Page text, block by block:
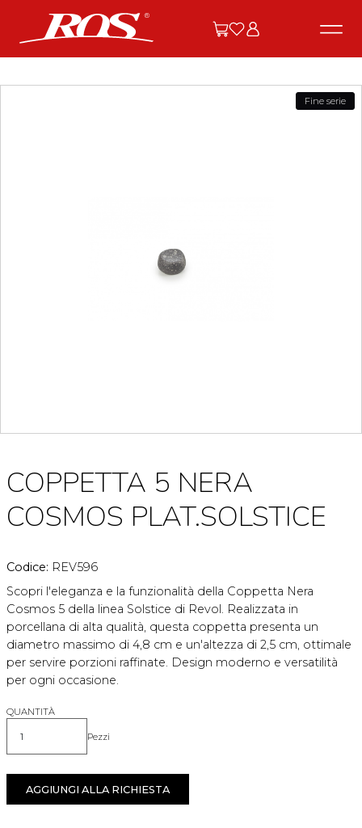
Fine serie
COPPETTA 5 NERA
COSMOS PLAT.SOLSTICE
Codice: REV596
Scopri l'eleganza e la funzionalità della Coppetta Nera
Cosmos 5 della linea Solstice di Revol. Realizzata in
porcellana di alta qualità, questa coppetta presenta un
diametro massimo di 4,8 cm e un'altezza di 2,5 cm, ottimale
per servire porzioni raffinate. Design moderno e versatilità
per ogni occasione.
QUANTITÀ
Quantità Pezzi
AGGIUNGI ALLA RICHIESTA